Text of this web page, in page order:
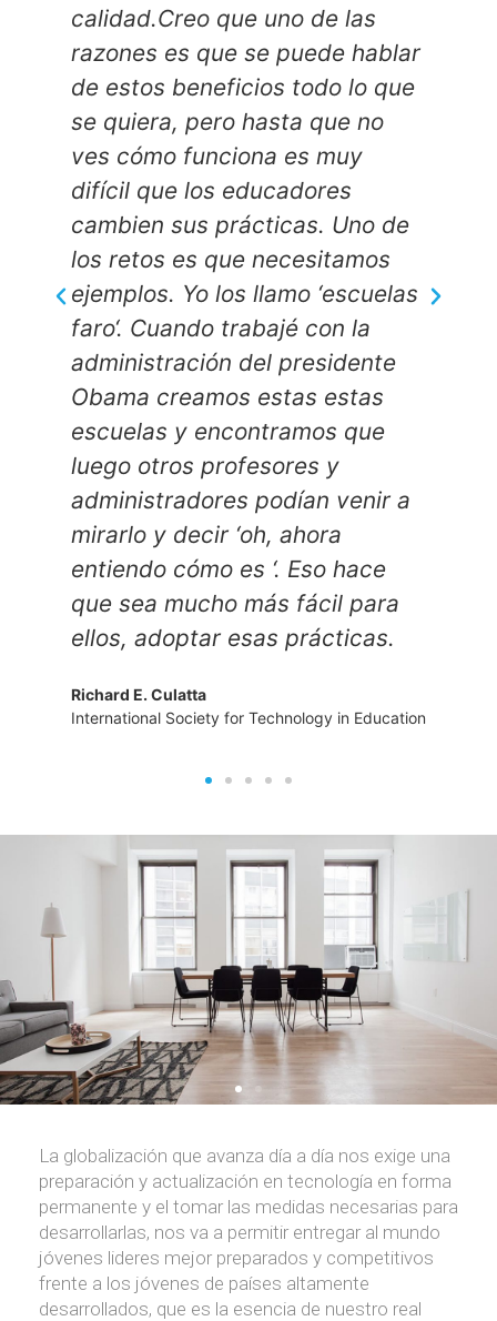
de las
hablar
lo que
que no
Uno de
‘escuelas
con la
estas
que
venir a
hace
para
in Education
dispositivos informáticos,
permitiendo que puedan
dedicar más tiempo a su
formación, lo que a largo
no solo les beneficiará a
sino a sus estudiantes
Director mundial de Educación Superior de
Microsoft
La globalización que avanza día a día nos exige una
preparación y actualización en tecnología en forma
permanente y el tomar las medidas necesarias para
desarrollarlas, nos va a permitir entregar al mundo
jóvenes lideres mejor preparados y competitivos
frente a los jóvenes de países altamente
desarrollados, que es la esencia de nuestro real